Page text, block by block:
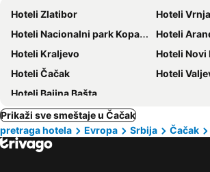
Hoteli Zlatibor
Hoteli
Hoteli Nacionalni park Kopaonik
Hoteli
Hoteli Kraljevo
Hoteli Novi
Hoteli Čačak
Hoteli
Hoteli Bajina Bašta
Prikaži sve smeštaje u Čačak
pretraga hotela
Evropa Srbija Čačak